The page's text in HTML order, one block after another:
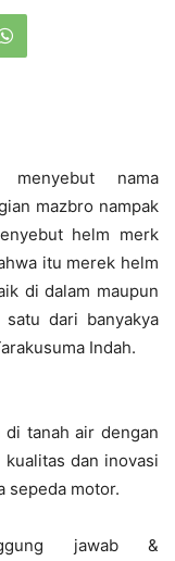
nama
mazbro nampak
helm merk
itu merek helm
di dalam maupun
satu dari banyakya
Indah.
tanah air dengan
dan inovasi
sepeda motor.
jawab &